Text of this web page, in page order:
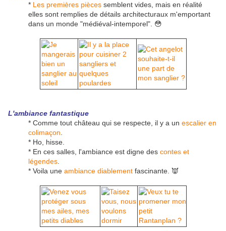
* Les premières pièces semblent vides, mais en réalité
elles sont remplies de détails architecturaux m'emportant
dans un monde "médiéval-intemporel". 😳
L'ambiance fantastique
* Comme tout château qui se respecte, il y a un escalier en
colimaçon
* Ho, hisse.
* En ces salles, l'ambiance est digne des contes et
légendes
* Voila une ambiance diablement fascinante. 👿